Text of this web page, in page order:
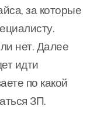
за которые
нет. Далее
идти
по какой
ЗП.